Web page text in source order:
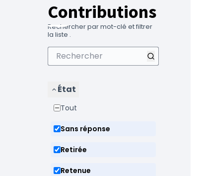
Contributions
Rechercher par mot-clé et filtrer
la liste .
État
Tout
Sans réponse
Retirée
Retenue